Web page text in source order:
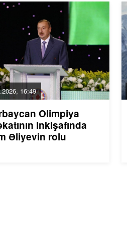
16:49
Olimpiya
inkişafında
Əliyevin rolu